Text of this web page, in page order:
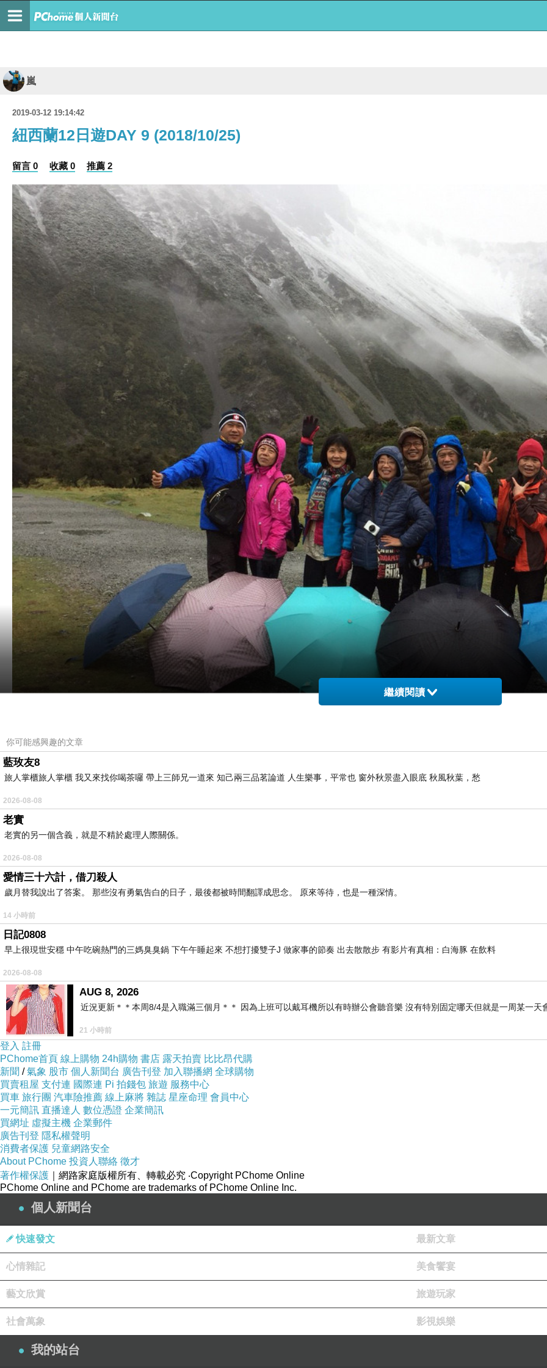
嵐
2019-03-12 19:14:42
紐西蘭12日遊DAY 9 (2018/10/25)
留言 0 收藏 0 推薦 2
第阿納→紐西蘭
07:30出發往庫克山,一早下大雨
之前來時有經過, 在紐西蘭南島, 說到水果就一定想到
比較也還合理, 尤其蘋果超級便宜的!
這個休息站不只是水果, 還有販售其他物品,因SAM喉嚨不舒服,
12:10抵餐廳午餐, 13:10離開,一路上都是青青草原,滿山滿谷的牛、羊、馬
中途碰到下雪但只有一小段 ,也有區域性的下雨,很可能打亂原有行程,
15:30集合坐車去
繼續閱讀
你可能感興趣的文章
藍玫友8
旅人掌櫃旅人掌櫃 我又來找你喝茶囉 帶上三師兄一道來 知己兩三品茗論道 人生樂事，平常也 窗外秋景盡入眼底 秋風秋葉，愁
2026-08-08
老實
老實的另一個含義，就是不精於處理人際關係。
2026-08-08
愛情三十六計，借刀殺人
歲月替我說出了答案。 那些沒有勇氣告白的日子，最後都被時間翻譯成思念。 原來等待，也是一種深情。
14 小時前
日記0808
早上很現世安穩 中午吃碗熱門的三媽臭臭鍋 下午午睡起來 不想打擾雙子J 做家事的節奏 出去散散步 有影片有真相：白海豚 在飲料
2026-08-08
AUG 8, 2026
近況更新＊＊本周8/4是入職滿三個月＊＊ 因為上班可以戴耳機所以有時辦公會聽音樂 沒有特別固定哪天但就是一周某一天
21 小時前
登入 註冊
PChome首頁 線上購物 24h購物 書店 露天拍賣 比比昂代購
新聞 /氣象 股市 個人新聞台 廣告刊登 加入聯播網 全球購物
買賣租屋 支付連 國際連 Pi 拍錢包 旅遊 服務中心
買車 旅行團 汽車險推薦 線上麻將 雜誌 星座命理 會員中心
一元簡訊 直播達人 數位憑證 企業簡訊
買網址 虛擬主機 企業郵件
廣告刊登 隱私權聲明
消費者保護 兒童網路安全
About PChome 投資人聯絡 徵才
著作權保護 ｜網路家庭版權所有、轉載必究 ‧Copyright PChome Online
PChome Online and PChome are trademarks of PChome Online Inc.
個人新聞台
快速發文 最新文章
心情雜記 美食饗宴
藝文欣賞 旅遊玩家
社會萬象 影視娛樂
我的站台